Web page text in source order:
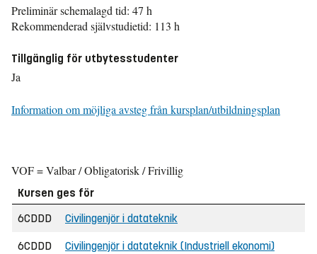
Preliminär schemalagd tid: 47 h
Rekommenderad självstudietid: 113 h
Tillgänglig för utbytesstudenter
Ja
Information om möjliga avsteg från kursplan/utbildningsplan
VOF = Valbar / Obligatorisk / Frivillig
Kursen ges för
6CDDD
Civilingenjör i datateknik
6CDDD Civilingenjör i datateknik (Industriell ekonomi)